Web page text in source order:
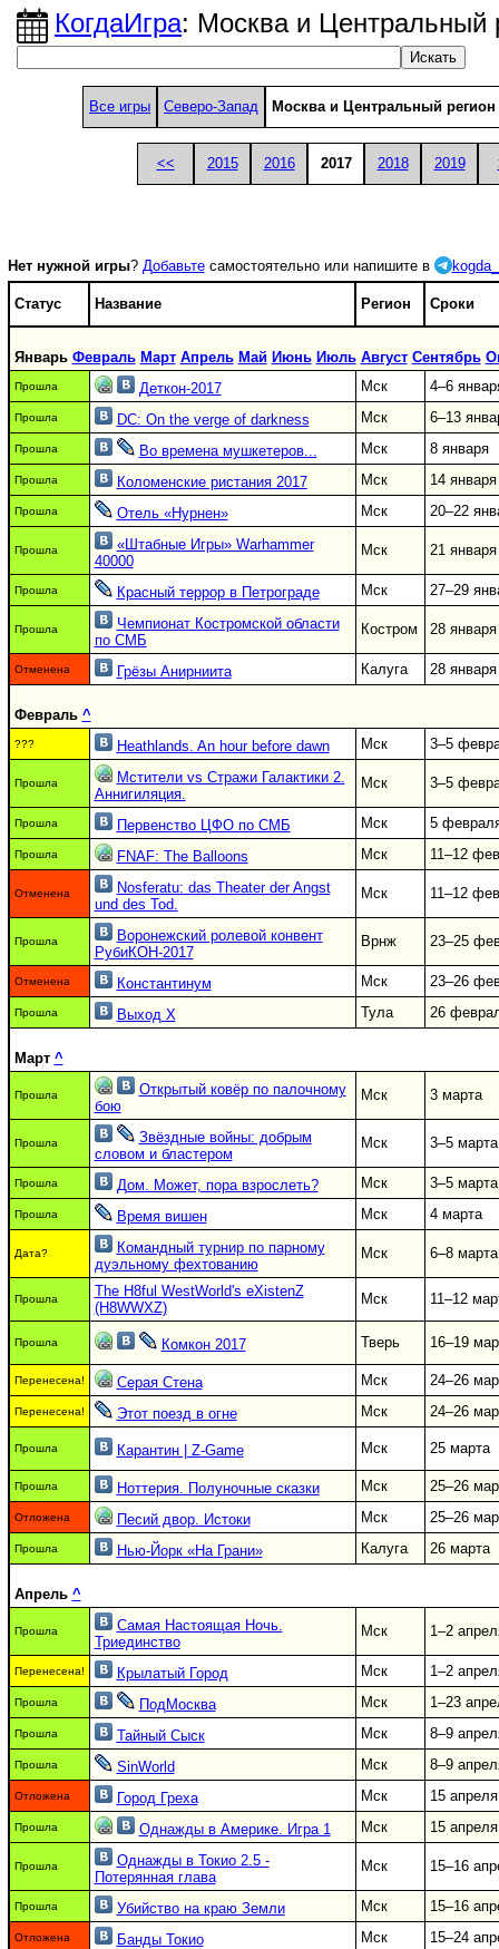
КогдаИгра: Москва и Центральный
Все игры Северо-Запад Москва и Центральный регион
<< 2015 2016 2017 2018 2019
Нет нужной игры? Добавьтесамостоятельно или напишите в
Статус Название Регион Сроки
Январь Февраль Март Апрель Май Июнь Июль Август Сентябрь
Прошла Деткон-2017 Мск 4–6
Прошла DC: On the verge of darkness Мск 6–13
Прошла Во времена мушкетеров... Мск 8 января
Прошла Коломенские ристания 2017 Мск 14 января
Прошла Отель «Нурнен» Мск 20–22
Прошла
«Штабные Игры» Warhammer
40000
Мск 21 января
Прошла Красный террор в Петрограде Мск 27–29
Прошла
Чемпионат Костромской области
по СМБ
Костром 28 января
Отменена Грёзы Анирниита Калуга 28 января
Февраль ^
??? Heathlands. An hour before dawn Мск 3–5
Прошла
Мстители vs Стражи Галактики 2.
Аннигиляция.
Мск 3–5
Прошла Первенство ЦФО по СМБ Мск 5
Прошла FNAF: The Balloons Мск 11–12
Отменена
Nosferatu: das Theater der Angst
und des Tod.
Мск 11–12
Прошла
Воронежский ролевой конвент
РубиКОН-2017
Врнж 23–25
Отменена Константинум Мск 23–26
Прошла Выход Х Тула 26
Март ^
Прошла
Открытый ковёр по палочному
бою
Мск 3 марта
Прошла
Звёздные войны: добрым
словом и бластером
Мск 3–5 марта
Прошла Дом. Может, пора взрослеть? Мск 3–5 марта
Прошла Время вишен Мск 4 марта
Дата?
Командный турнир по парному
дуэльному фехтованию
Мск 6–8 марта
Прошла
The H8ful WestWorld's eXistenZ
(H8WWXZ)
Мск 11–12
Прошла Комкон 2017 Тверь 16–19
Перенесена! Серая Стена Мск 24–26
Перенесена! Этот поезд в огне Мск 24–26
Прошла Карантин | Z-Game Мск 25 марта
Прошла Ноттерия. Полуночные сказки Мск 25–26
Отложена Песий двор. Истоки Мск 25–26
Прошла Нью-Йорк «На Грани» Калуга 26 марта
Апрель ^
Прошла
Самая Настоящая Ночь.
Триединство
Мск 1–2
Перенесена! Крылатый Город Мск 1–2
Прошла ПодМосква Мск 1–23
Прошла Тайный Сыск Мск 8–9
Прошла SinWorld Мск 8–9
Отложена Город Греха Мск 15 апреля
Прошла Однажды в Америке. Игра 1 Мск 15 апреля
Прошла
Однажды в Токио 2.5 -
Потерянная глава
Мск 15–16
Прошла Убийство на краю Земли Мск 15–16
Отложена Банды Токио Мск 15–24